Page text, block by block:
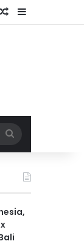
In
Random Article
Sidebar
for